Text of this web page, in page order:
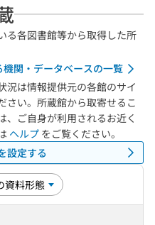
る各図書館等から取得した所
関・データベースの一覧
況は情報提供元の各館のサイ
さい。所蔵館から取寄せるこ
、ご自身が利用されるお近く
ヘルプ をご覧ください。
設定する